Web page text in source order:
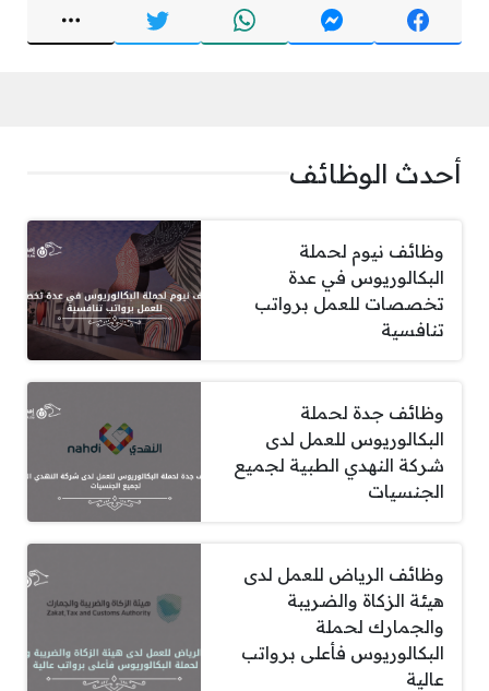
أحدث الوظائف
وظائف نيوم لحملة
البكالوريوس في عدة
تخصصات للعمل برواتب
تنافسية
وظائف جدة لحملة
البكالوريوس للعمل لدى
شركة النهدي الطبية لجميع
الجنسيات
وظائف الرياض للعمل لدى
هيئة الزكاة والضريبة
والجمارك لحملة
البكالوريوس فأعلى برواتب
عالية